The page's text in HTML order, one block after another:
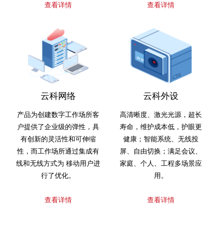
查看详情 查看详情
云科网络
产品为创建数字工作场所客
户提供了企业级的弹性，具
有创新的灵活性和可伸缩
性，而工作场所通过集成有
线和无线方式为 移动用户进
行了优化。
查看详情
云科外设
高清晰度、激光光源，超长
寿命，维护成本低，护眼更
健康；智能系统、无线投
屏、自由切换；满足会议、
家庭、个人、工程多场景应
用。
查看详情